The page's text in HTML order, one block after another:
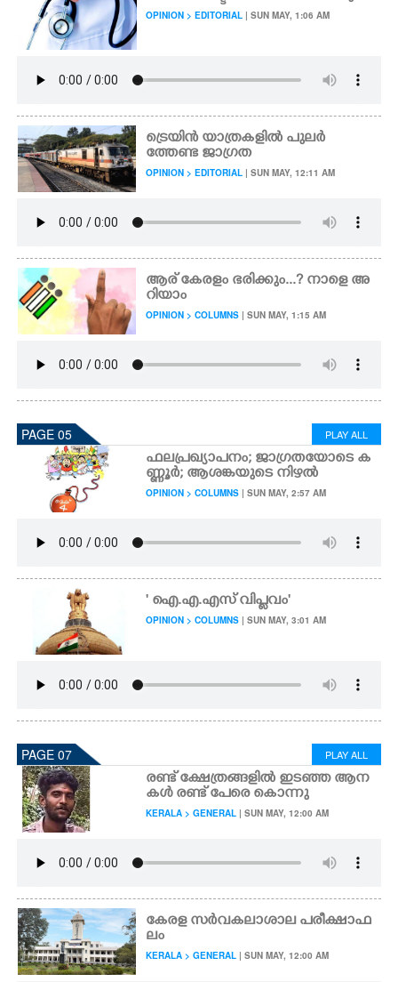
OPINION > EDITORIAL | SUN MAY, 1:06 AM
ട്രെയിൻ യാത്രകളിൽ പുലർ
ത്തേണ്ട ജാഗ്രത
OPINION > EDITORIAL | SUN MAY, 12:11 AM
ആര് കേരളം ഭരിക്കും...? നാളെ അ
റിയാം
OPINION > COLUMNS | SUN MAY, 1:15 AM
PAGE 05 PLAY ALL
ഫലപ്രഖ്യാപനം; ജാഗ്രതയോടെ ക
ണ്ണൂർ; ആശങ്കയുടെ നിഴൽ
OPINION > COLUMNS | SUN MAY, 2:57 AM
' ഐ.എ.എസ് വിപ്ലവം'
OPINION > COLUMNS | SUN MAY, 3:01 AM
PAGE 07 PLAY ALL
രണ്ട് ക്ഷേത്രങ്ങളിൽ ഇടഞ്ഞ ആന
കൾ രണ്ട് പേരെ കൊന്നു
KERALA > GENERAL | SUN MAY, 12:00 AM
കേരള സർവകലാശാല പരീക്ഷാഫ
ലം
KERALA > GENERAL | SUN MAY, 12:00 AM